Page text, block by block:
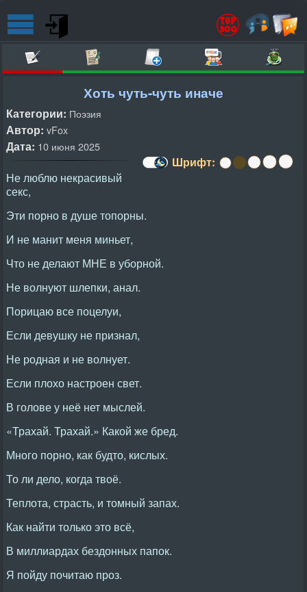
Хоть чуть-чуть иначе
Категории: Поэзия
Автор: vFox
Дата: 10 июня 2025
Шрифт:
Не люблю некрасивый
секс,
Эти порно в душе топорны.
И не манит меня миньет,
Что не делают МНЕ в уборной.
Не волнуют шлепки, анал.
Порицаю все поцелуи,
Если девушку не признал,
Не родная и не волнует.
Если плохо настроен свет.
В голове у неё нет мыслей.
«Трахай. Трахай.» Какой же бред.
Много порно, как будто, кислых.
То ли дело, когда твоё.
Теплота, страсть, и томный запах.
Как найти только это всё,
В миллиардах бездонных папок.
Я пойду почитаю проз.